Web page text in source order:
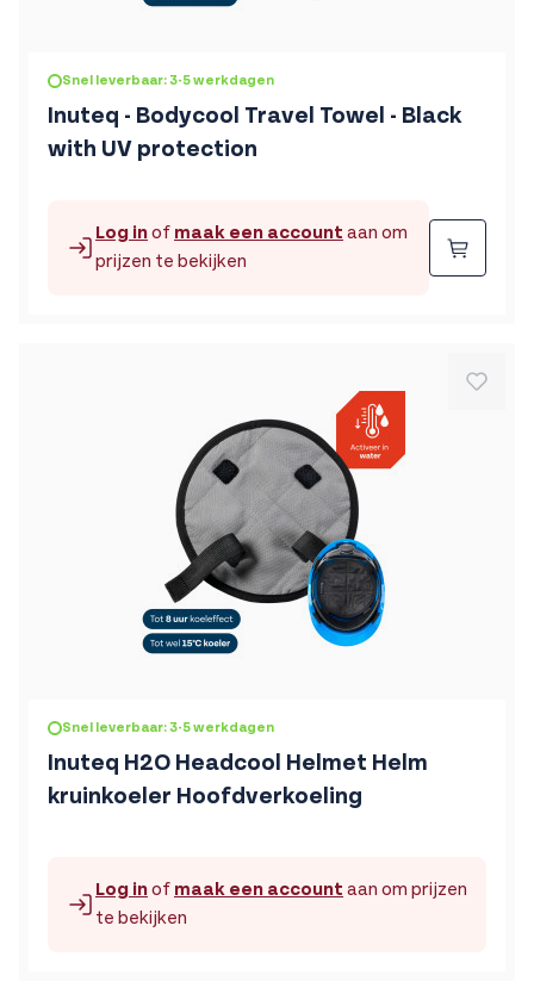
Snel leverbaar: 3-5 werkdagen
Inuteq - Bodycool Travel Towel - Black
with UV protection
Log inof maak een account aan om
prijzen te bekijken
Snel leverbaar: 3-5 werkdagen
Inuteq H2O Headcool Helmet Helm
kruinkoeler Hoofdverkoeling
De prijs is afhankelijk van de gekozen opties op de
Log inof maak een account aan om prijzen
te bekijken